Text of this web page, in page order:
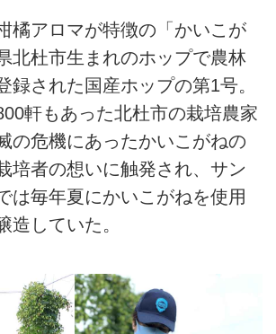
橘アロマが特徴の「かいこが
北杜市生まれのホップで農林
録された国産ホップの第1号。
軒もあった北杜市の栽培農家
の危機にあったかいこがねの
培者の想いに触発され、サン
は毎年夏にかいこがねを使用
造していた。